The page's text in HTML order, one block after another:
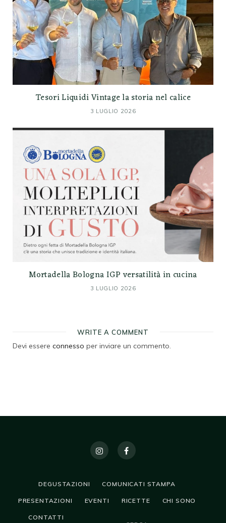
Tesori Liquidi Vintage la storia nel calice
3 LUGLIO 2026
Mortadella Bologna IGP versatilità in cucina
3 LUGLIO 2026
WRITE A COMMENT
Devi essere connesso per inviare un commento.
DEGUSTAZIONI COMUNICATI STAMPA
PRESENTAZIONI EVENTI RICETTE CHI SONO
CONTATTI